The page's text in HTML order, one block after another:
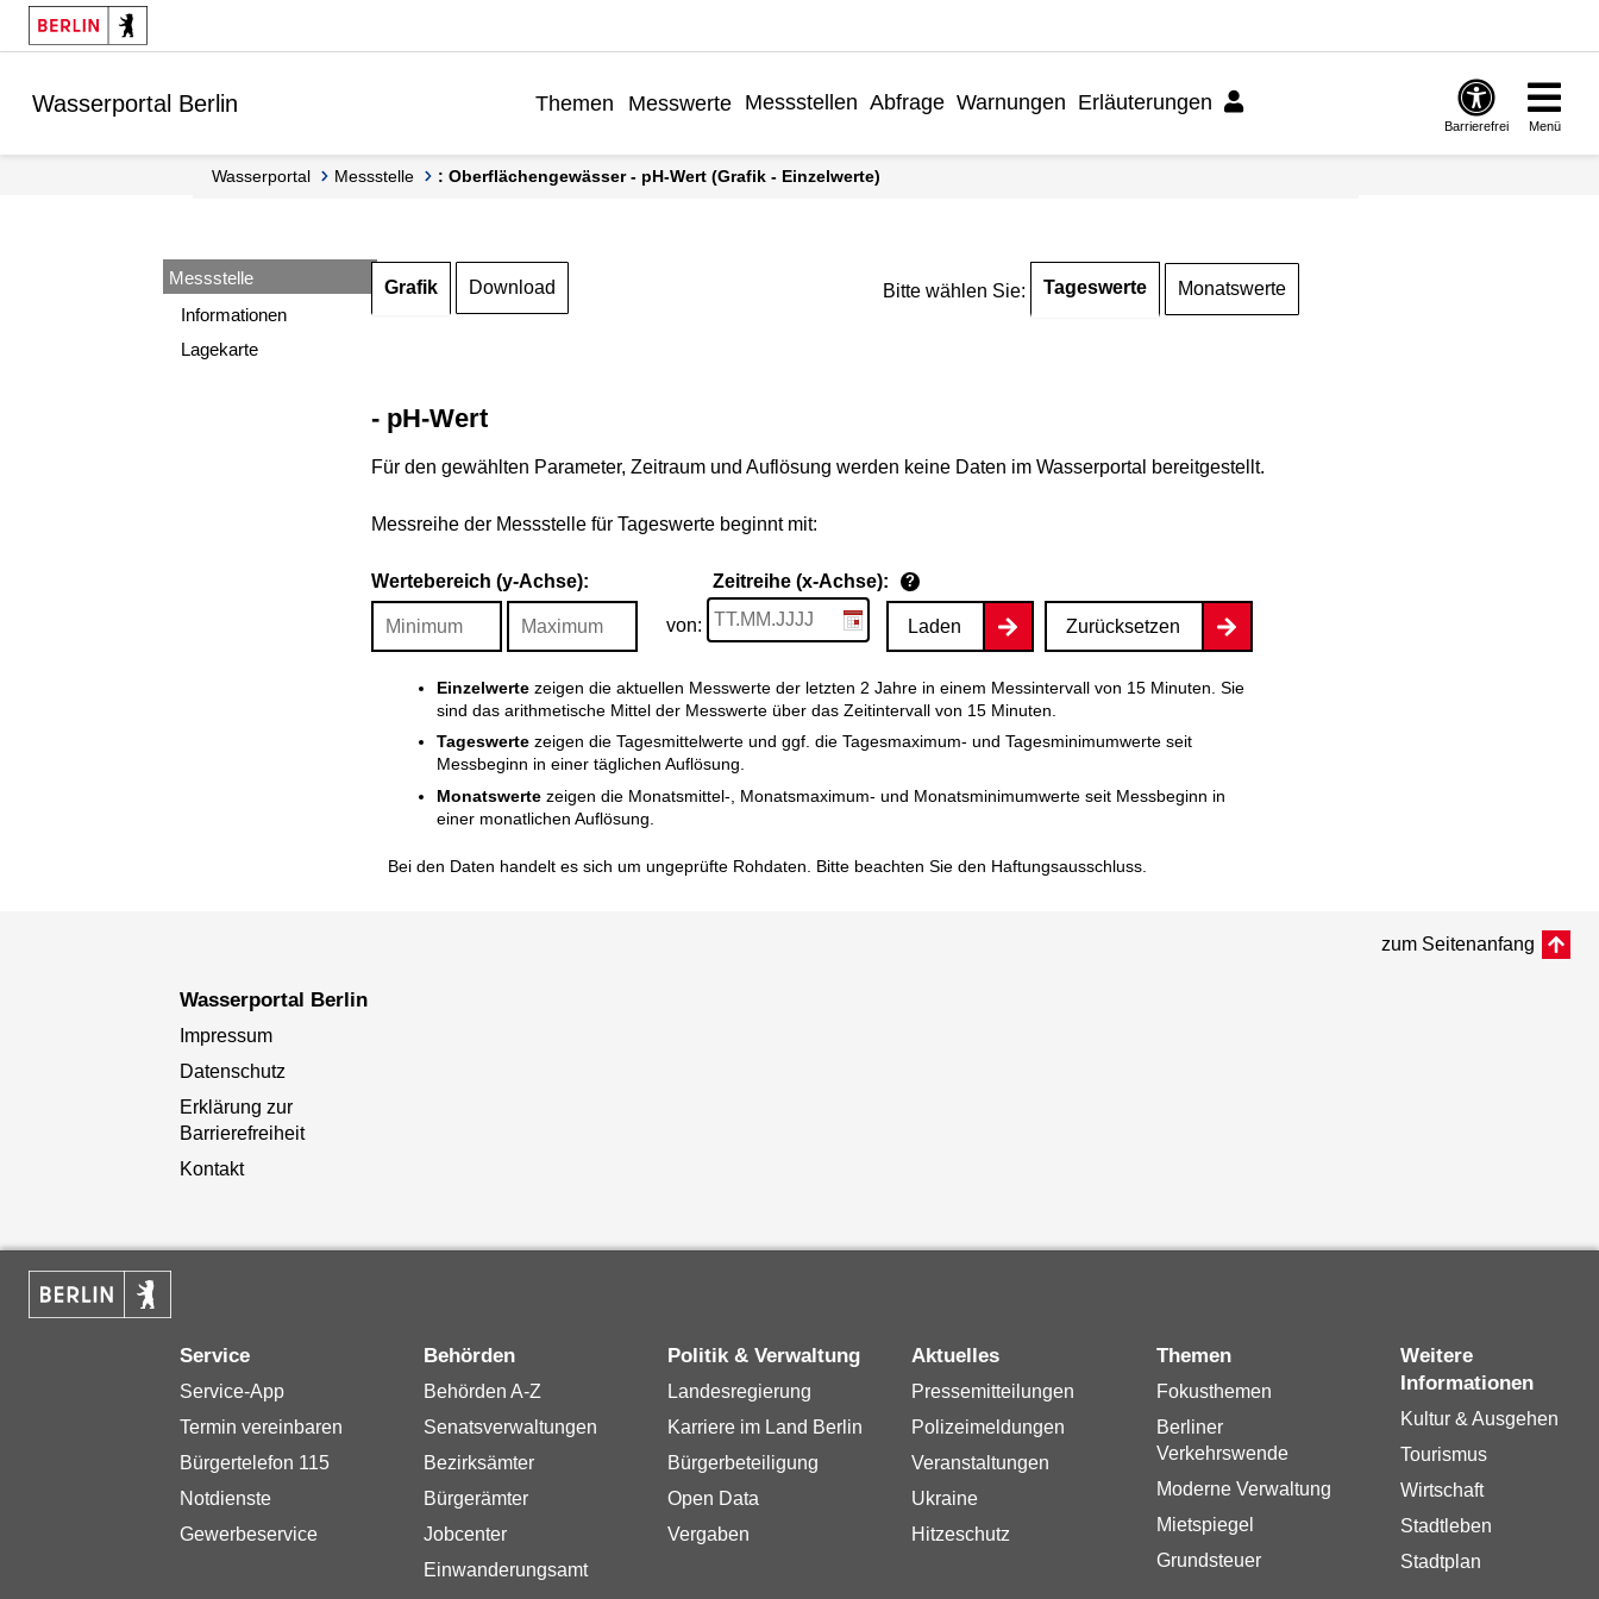
Springe zur Navigation
Springe zum Inhalt
Wasserportal Berlin Themen Messwerte Messstellen Abfrage Warnungen Erläuterungen
Barrierefrei Menü
Wasserportal Messstelle : Oberflächengewässer - pH-Wert (Grafik - Einzelwerte)
Messstelle
Informationen
Lagekarte
Grafik Download Bitte wählen Sie: Tageswerte Monatswerte
- pH-Wert
Für den gewählten Parameter, Zeitraum und Auflösung werden keine Daten im Wasserportal bereitgestellt.
Messreihe der Messstelle für Tageswerte beginnt mit:
Wertebereich (y-Achse): Zeitreihe (x-Achse): ?
von: Laden Zurücksetzen
Einzelwertezeigen die aktuellen Messwerte der letzten 2 Jahre in einem Messintervall von 15 Minuten. Sie
sind das arithmetische Mittel der Messwerte über das Zeitintervall von 15 Minuten.
Tageswertezeigen die Tagesmittelwerte und ggf. die Tagesmaximum- und Tagesminimumwerte seit
Messbeginn in einer täglichen Auflösung.
Monatswertezeigen die Monatsmittel-, Monatsmaximum- und Monatsminimumwerte seit Messbeginn in
einer monatlichen Auflösung.
Bei den Daten handelt es sich um ungeprüfte Rohdaten. Bitte beachten Sie den Haftungsausschluss.
zum Seitenanfang
Wasserportal Berlin
Impressum
Datenschutz
Erklärung zur
Barrierefreiheit
Kontakt
Service
Service-App
Termin vereinbaren
Bürgertelefon 115
Notdienste
Gewerbeservice
Behörden
Behörden A-Z
Senatsverwaltungen
Bezirksämter
Bürgerämter
Jobcenter
Einwanderungsamt
Politik & Verwaltung
Landesregierung
Karriere im Land Berlin
Bürgerbeteiligung
Open Data
Vergaben
Aktuelles
Pressemitteilungen
Polizeimeldungen
Veranstaltungen
Ukraine
Hitzeschutz
Themen
Fokusthemen
Berliner
Verkehrswende
Moderne Verwaltung
Mietspiegel
Grundsteuer
Weitere
Informationen
Kultur & Ausgehen
Tourismus
Wirtschaft
Stadtleben
Stadtplan